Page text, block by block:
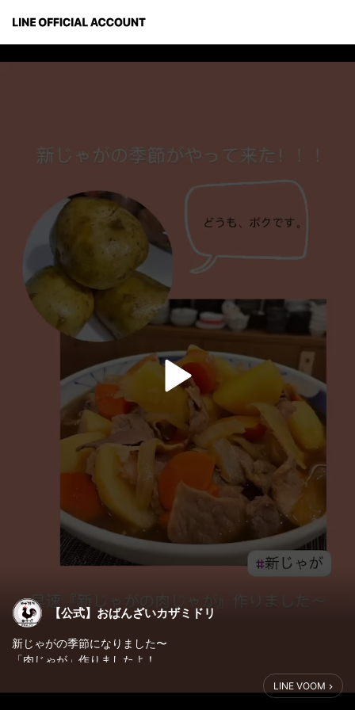
【公式】おばんざいカザミドリ
新じゃがの季節になりました〜
「肉じゃが」作りましたよ！
やっぱ新じゃがは美味しいですね♪
LINE VOOM